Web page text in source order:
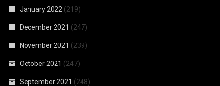
January 2022 (219)
December 2021 (247)
November 2021 (239)
October 2021 (247)
September 2021 (248)